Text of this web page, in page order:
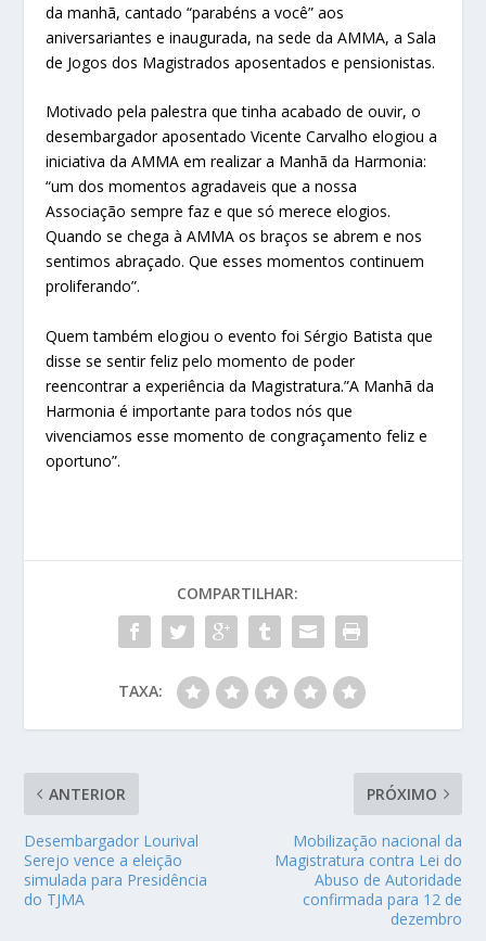
da manhã, cantado “parabéns a você” aos
aniversariantes e inaugurada, na sede da AMMA, a Sala
de Jogos dos Magistrados aposentados e pensionistas.
Motivado pela palestra que tinha acabado de ouvir, o
desembargador aposentado Vicente Carvalho elogiou a
iniciativa da AMMA em realizar a Manhã da Harmonia:
“um dos momentos agradaveis que a nossa
Associação sempre faz e que só merece elogios.
Quando se chega à AMMA os braços se abrem e nos
sentimos abraçado. Que esses momentos continuem
proliferando”.
Quem também elogiou o evento foi Sérgio Batista que
disse se sentir feliz pelo momento de poder
reencontrar a experiência da Magistratura.”A Manhã da
Harmonia é importante para todos nós que
vivenciamos esse momento de congraçamento feliz e
oportuno”.
COMPARTILHAR:
TAXA:
ANTERIOR
Desembargador Lourival
Serejo vence a eleição
simulada para Presidência
do TJMA
PRÓXIMO
Mobilização nacional da
Magistratura contra Lei do
Abuso de Autoridade
confirmada para 12 de
dezembro